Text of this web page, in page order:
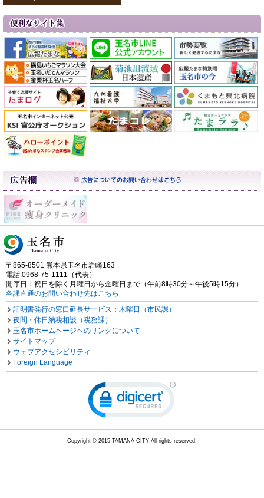
〒865-8501 熊本県玉名市岩崎163
電話:0968-75-1111（代表）
開庁日：祝日を除く月曜日から金曜日まで（午前8時30分～午後5時15分）
各課直通のお問い合わせ先はこちら
証明書発行の窓口延長サービス：木曜日（市民課）
夜間・休日納税相談（税務課）
玉名市ホームページへのリンクについて
サイトマップ
ウェブアクセシビリティ
Foreign Language
Copyright © 2015 TAMANA CITY All rights reserved.